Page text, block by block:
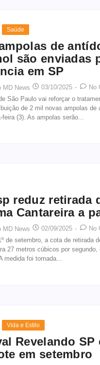
Saúde
de
são enviadas
em SP
MD News 03/10/2025 -
No
São Paulo vai reforçar o
de 2 mil novas ampolas
(3). As ampolas serão...
reduz retirada
Cantareira a
MD News 02/09/2025 -
No
de setembro, a cota de retirada
27 metros cúbicos por
medida foi tomada...
Vida e Estilo
Revelando SP
em setembro